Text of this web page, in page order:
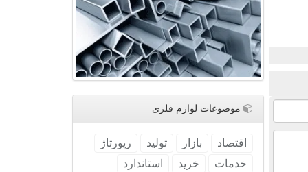
موضوعات لوازم فلزی
اقتصاد بازار تولید
رپورتاژ
خدمات
خرید
استاندارد